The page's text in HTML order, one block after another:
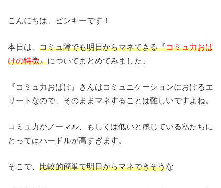
こんにちは、ピンキーです！
本日は、 コミュ障でも明日からマネできる『コミュ力おば
けの特徴』についてまとめてみました。
『コミュ力おばけ』さんはコミュニケーションにおけるエ
リートなので、そのままマネすることは難しいですよね。
コミュ力がノーマル、もしくは低いと感じている私たちに
とってはハードルが高すぎます。
そこで、 比較的簡単で明日からマネできそうな